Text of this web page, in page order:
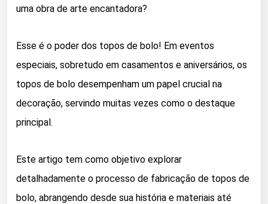
uma obra de arte encantadora?
Esse é o poder dos topos de bolo! Em eventos
especiais, sobretudo em casamentos e aniversários, os
topos de bolo desempenham um papel crucial na
decoração, servindo muitas vezes como o destaque
principal.
Este artigo tem como objetivo explorar
detalhadamente o processo de fabricação de topos de
bolo, abrangendo desde sua história e materiais até